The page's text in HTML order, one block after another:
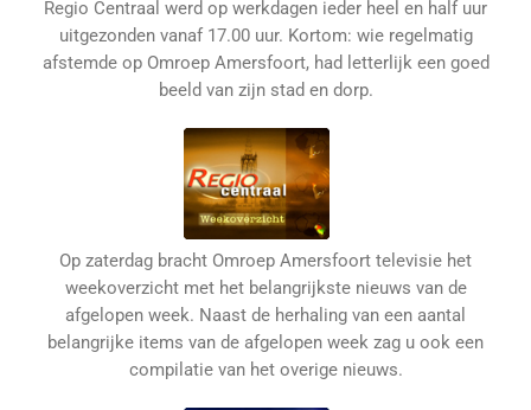
Regio Centraal werd op werkdagen ieder heel en half uur
uitgezonden vanaf 17.00 uur. Kortom: wie regelmatig
afstemde op Omroep Amersfoort, had letterlijk een goed
beeld van zijn stad en dorp.
Op zaterdag bracht Omroep Amersfoort televisie het
weekoverzicht met het belangrijkste nieuws van de
afgelopen week. Naast de herhaling van een aantal
belangrijke items van de afgelopen week zag u ook een
compilatie van het overige nieuws.